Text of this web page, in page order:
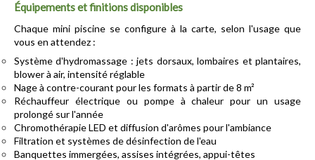
Équipements et finitions disponibles
Chaque mini piscine se configure à la carte, selon l'usage que
vous en attendez :
Système d'hydromassage : jets dorsaux, lombaires et plantaires,
blower à air, intensité réglable
Nage à contre-courant pour les formats à partir de 8 m²
Réchauffeur électrique ou pompe à chaleur pour un usage
prolongé sur l'année
Chromothérapie LED et diffusion d'arômes pour l'ambiance
Filtration et systèmes de désinfection de l'eau
Banquettes immergées, assises intégrées, appui-têtes